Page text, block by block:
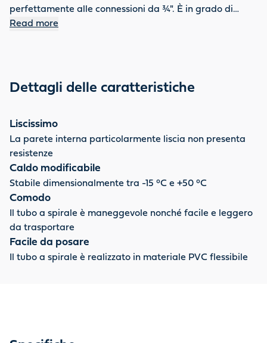
perfettamente alle connessioni da ¾". È in grado di
resistere molto bene agli influssi ambientali perché può
privo di resistenza. Si garantisce che il prodotto è privo
di metalli pesanti, non inquina la flora e la fauna
Qualità top OASE: avrete una garanzia di 2 anni.
Read more
Dettagli delle caratteristiche
Liscissimo
La parete interna particolarmente liscia non presenta
resistenze
Caldo modificabile
Stabile dimensionalmente tra -15 °C e +50 °C
Comodo
Il tubo a spirale è maneggevole nonché facile e leggero
da trasportare
Facile da posare
Il tubo a spirale è realizzato in materiale PVC flessibile